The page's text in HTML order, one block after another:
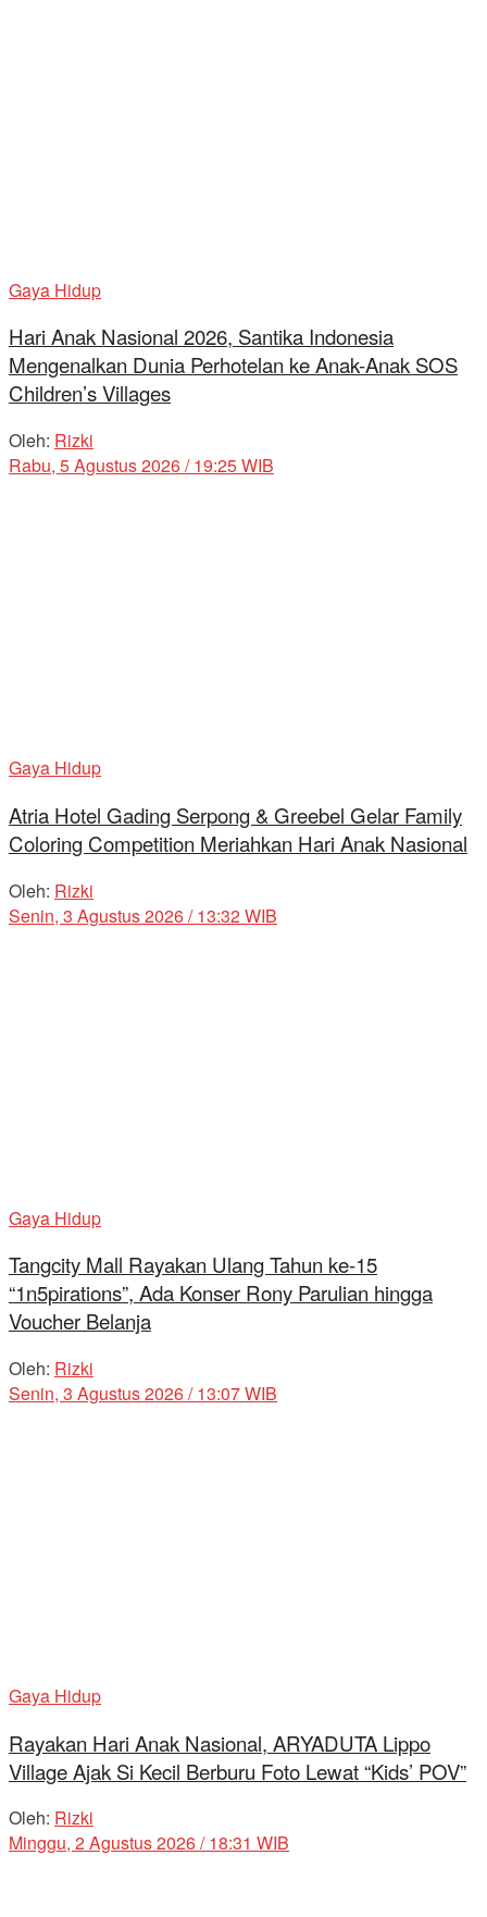
Gaya Hidup
Hari Anak Nasional 2026, Santika Indonesia
Mengenalkan Dunia Perhotelan ke Anak-Anak SOS
Children’s Villages
Oleh: Rizki
Rabu, 5 Agustus 2026 / 19:25 WIB
Gaya Hidup
Atria Hotel Gading Serpong & Greebel Gelar Family
Coloring Competition Meriahkan Hari Anak Nasional
Oleh: Rizki
Senin, 3 Agustus 2026 / 13:32 WIB
Gaya Hidup
Tangcity Mall Rayakan Ulang Tahun ke-15
“1n5pirations”, Ada Konser Rony Parulian hingga
Voucher Belanja
Oleh: Rizki
Senin, 3 Agustus 2026 / 13:07 WIB
Gaya Hidup
Rayakan Hari Anak Nasional, ARYADUTA Lippo
Village Ajak Si Kecil Berburu Foto Lewat “Kids’ POV”
Oleh: Rizki
Minggu, 2 Agustus 2026 / 18:31 WIB